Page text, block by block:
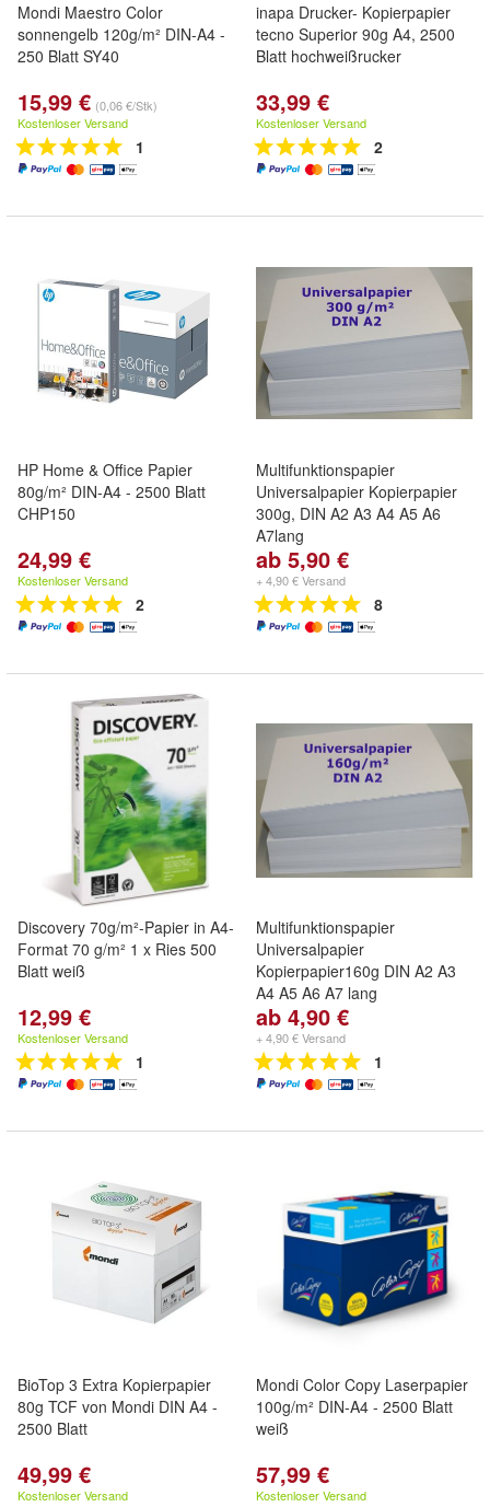
Mondi Maestro Color
sonnengelb 120g/m² DIN-A4 -
250 Blatt SY40
15,99 € (0,06 €/Stk)
Kostenloser Versand
1
inapa Drucker- Kopierpapier
tecno Superior 90g A4, 2500
Blatt hochweißrucker
33,99 €
Kostenloser Versand
2
HP Home & Office Papier
80g/m² DIN-A4 - 2500 Blatt
CHP150
24,99 €
Kostenloser Versand
2
Multifunktionspapier
Universalpapier Kopierpapier
300g, DIN A2 A3 A4 A5 A6
A7lang
ab 5,90 €
+ 4,90 € Versand
8
Discovery 70g/m²-Papier in A4-
Format 70 g/m² 1 x Ries 500
Blatt weiß
12,99 €
Kostenloser Versand
1
Multifunktionspapier
Universalpapier
Kopierpapier160g DIN A2 A3
A4 A5 A6 A7 lang
ab 4,90 €
+ 4,90 € Versand
1
BioTop 3 Extra Kopierpapier
80g TCF von Mondi DIN A4 -
2500 Blatt
49,99 €
Kostenloser Versand
Mondi Color Copy Laserpapier
100g/m² DIN-A4 - 2500 Blatt
weiß
57,99 €
Kostenloser Versand